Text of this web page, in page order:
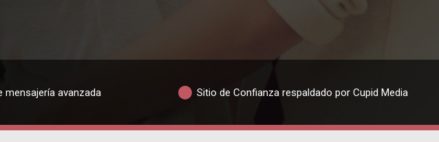
mensajería avanzada Sitio de Confianza respaldado por Cupid Media